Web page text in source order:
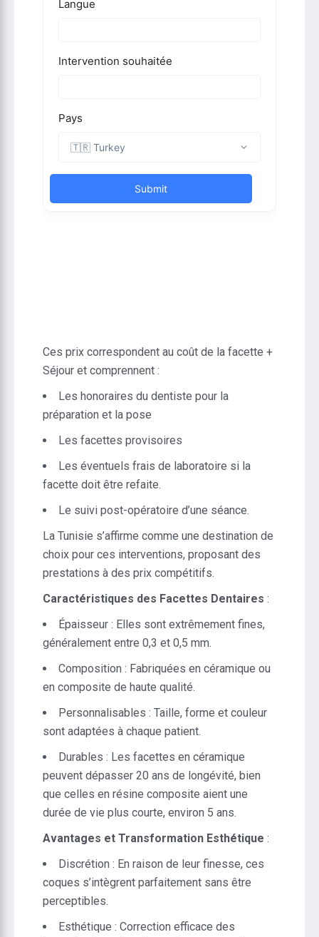
Ces prix correspondent au coût de la facette +
Séjour et comprennent :
Les honoraires du dentiste pour la
préparation et la pose
Les facettes provisoires
Les éventuels frais de laboratoire si la
facette doit être refaite.
Le suivi post-opératoire d’une séance.
La Tunisie s’affirme comme une destination de
choix pour ces interventions, proposant des
prestations à des prix compétitifs.
Caractéristiques des Facettes Dentaires :
Épaisseur : Elles sont extrêmement fines,
généralement entre 0,3 et 0,5 mm.
Composition : Fabriquées en céramique ou
en composite de haute qualité.
Personnalisables : Taille, forme et couleur
sont adaptées à chaque patient.
Durables : Les facettes en céramique
peuvent dépasser 20 ans de longévité, bien
que celles en résine composite aient une
durée de vie plus courte, environ 5 ans.
Avantages et Transformation Esthétique :
Discrétion : En raison de leur finesse, ces
coques s’intègrent parfaitement sans être
perceptibles.
Esthétique : Correction efficace des